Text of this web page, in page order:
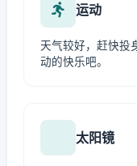
运动
天气较好，赶快投
动的快乐吧。
太阳镜